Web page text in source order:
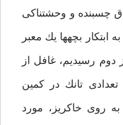
چسبنده و وحشتناكى
ابتكار بچه‏ها يك معبر
رسيديم، غافل از
تانك در كمين
روى خاكريز، مورد